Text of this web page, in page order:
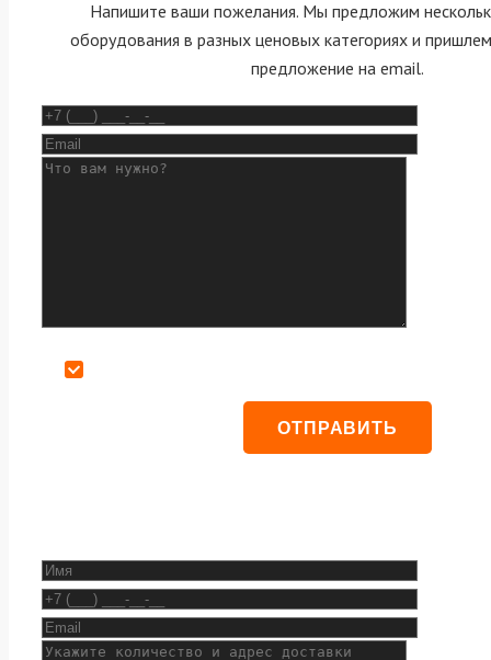
Напишите ваши пожелания. Мы предложим
оборудования в разных ценовых категориях и
предложение на email.